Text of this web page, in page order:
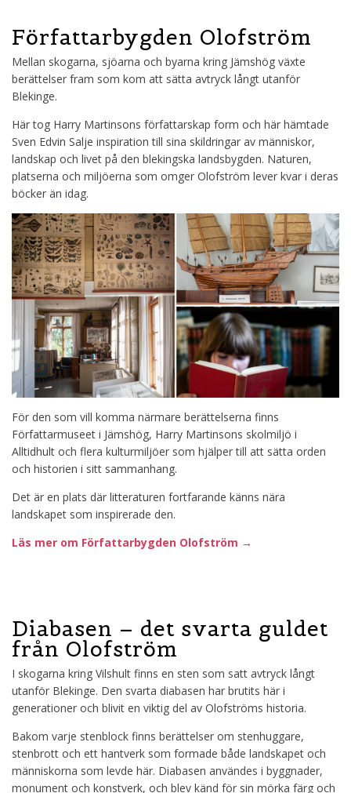
Författarbygden Olofström
Mellan skogarna, sjöarna och byarna kring Jämshög växte
berättelser fram som kom att sätta avtryck långt utanför
Blekinge.
Här tog Harry Martinsons författarskap form och här hämtade
Sven Edvin Salje inspiration till sina skildringar av människor,
landskap och livet på den blekingska landsbygden. Naturen,
platserna och miljöerna som omger Olofström lever kvar i deras
böcker än idag.
För den som vill komma närmare berättelserna finns
Författarmuseet i Jämshög, Harry Martinsons skolmiljö i
Alltidhult och flera kulturmiljöer som hjälper till att sätta orden
och historien i sitt sammanhang.
Det är en plats där litteraturen fortfarande känns nära
landskapet som inspirerade den.
Läs mer om Författarbygden Olofström →
Diabasen – det svarta guldet
från Olofström
I skogarna kring Vilshult finns en sten som satt avtryck långt
utanför Blekinge. Den svarta diabasen har brutits här i
generationer och blivit en viktig del av Olofströms historia.
Bakom varje stenblock finns berättelser om stenhuggare,
stenbrott och ett hantverk som formade både landskapet och
människorna som levde här. Diabasen användes i byggnader,
monument och konstverk, och blev känd för sin mörka färg och